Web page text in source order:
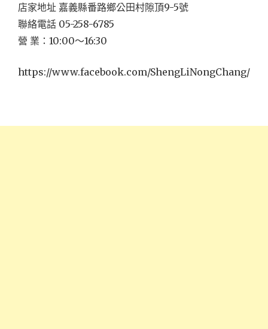
店家地址 嘉義縣番路鄉公田村隙頂9-5號
聯絡電話 05-258-6785
營 業：10:00～16:30
https://www.facebook.com/ShengLiNongChang/